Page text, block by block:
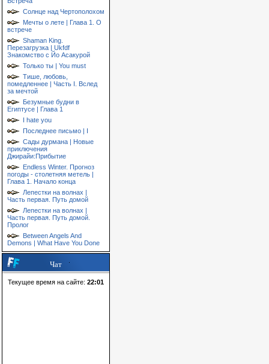
Солнце над Чертополохом
Мечты о лете | Глава 1. О
встрече
Shaman King.
Перезагрузка | Ukfdf
Знакомство с Йо Асакурой
Только ты | You must
Тише, любовь,
помедленнее | Часть I. Вслед
за мечтой
Безумные будни в
Египтусе | Глава 1
I hate you
Последнее письмо | I
Сады дурмана | Новые
приключения
Джирайи:Прибытие
Endless Winter. Прогноз
погоды - столетняя метель |
Глава 1. Начало конца
Лепестки на волнах |
Часть первая. Путь домой
Лепестки на волнах |
Часть первая. Путь домой.
Пролог
Between Angels And
Demons | What Have You Done
Чат
Текущее время на сайте: 22:01